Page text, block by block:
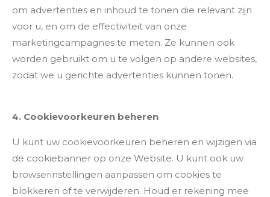
om advertenties en inhoud te tonen die relevant zijn
voor u, en om de effectiviteit van onze
marketingcampagnes te meten. Ze kunnen ook
worden gebruikt om u te volgen op andere websites,
zodat we u gerichte advertenties kunnen tonen.
4. Cookievoorkeuren beheren
U kunt uw cookievoorkeuren beheren en wijzigen via
de cookiebanner op onze Website. U kunt ook uw
browserinstellingen aanpassen om cookies te
blokkeren of te verwijderen. Houd er rekening mee